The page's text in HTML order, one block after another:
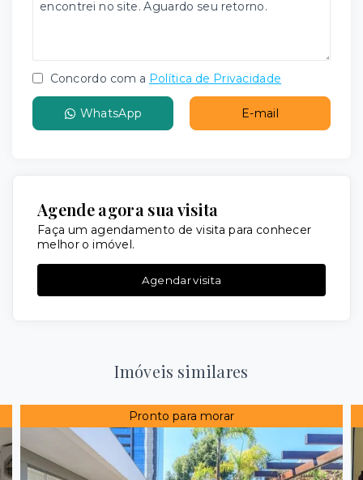
Concordo com a Política de Privacidade
WhatsApp E-mail
Agende agora sua visita
Faça um agendamento de visita para conhecer
melhor o imóvel.
Agendar visita
Imóveis similares
Pronto para morar